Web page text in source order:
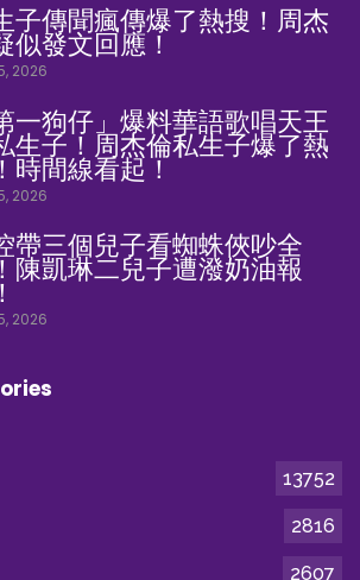
子傳聞瘋傳爆了熱搜！周杰
似發文回應！
2026
一狗仔」爆料華語歌唱天王
生子！周杰倫私生子爆了熱
時間線看起！
2026
帶三個兒子看蜘蛛俠吵全
陳凱琳二兒子遭潑奶油報
2026
13752
2816
2607